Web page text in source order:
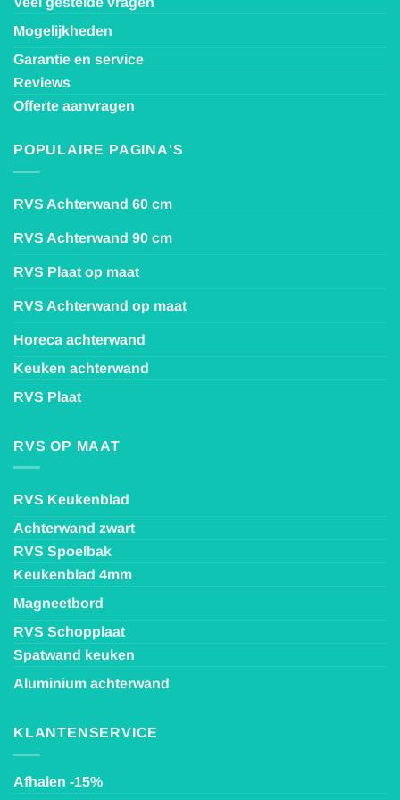
Mogelijkheden
Garantie en service
Reviews
Offerte aanvragen
POPULAIRE PAGINA'S
RVS Achterwand 60 cm
RVS Achterwand 90 cm
RVS Plaat op maat
RVS Achterwand op maat
Horeca achterwand
Keuken achterwand
RVS Plaat
RVS OP MAAT
RVS Keukenblad
Achterwand zwart
RVS Spoelbak
Keukenblad 4mm
Magneetbord
RVS Schopplaat
Spatwand keuken
Aluminium achterwand
KLANTENSERVICE
Afhalen -15%